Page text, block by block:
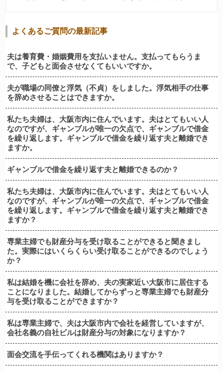
よくあるご質問の最新記事
夫は養育費・婚姻費用を支払いません。支払ってもらうま
で、子どもと面会させなくてもいいですか。
夫が職場の同僚と浮気（不貞）をしました。浮気相手の仕事
を辞めさせることはできますか。
私たち夫婦は、大阪市内に住んでいます。夫はとてもいい人
なのですが、ギャンブルが唯一の欠点で、ギャンブルで借金
を繰り返します。ギャンブルで借金を繰り返す夫と離婚でき
ますか。
ギャンブルで借金を繰り返す夫と離婚できるのか？
私たち夫婦は、大阪市内に住んでいます。夫はとてもいい人
なのですが、ギャンブルが唯一の欠点で、ギャンブルで借金
を繰り返します。ギャンブルで借金を繰り返す夫と離婚でき
ますか？
専業主婦でも財産分与を受け取ることができると聞きまし
た。実際にはいくらくらい受け取ることができるのでしょう
か？
私は結婚を機に会社を辞め、夫の実家近い大阪市に居住する
ことになりました。結婚してからずっと専業主婦でも財産分
与を受け取ることができますか？
私は専業主婦で、夫は大阪市内で会社を経営していますが、
会社名義の自社ビルは財産分与の対象になりますか？
面会交流を手伝ってくれる機関はありますか？